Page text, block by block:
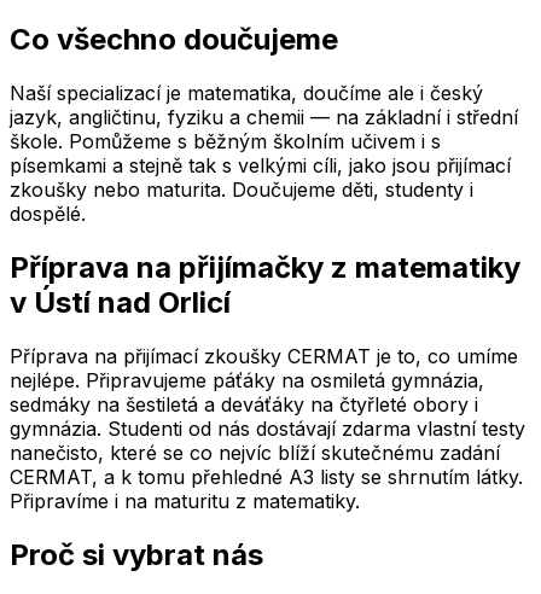
Co všechno doučujeme
Naší specializací je matematika, doučíme ale i český
jazyk, angličtinu, fyziku a chemii — na základní i střední
škole. Pomůžeme s běžným školním učivem i s
písemkami a stejně tak s velkými cíli, jako jsou přijímací
zkoušky nebo maturita. Doučujeme děti, studenty i
dospělé.
Příprava na přijímačky z matematiky
v Ústí nad Orlicí
Příprava na přijímací zkoušky CERMAT je to, co umíme
nejlépe. Připravujeme páťáky na osmiletá gymnázia,
sedmáky na šestiletá a deváťáky na čtyřleté obory i
gymnázia. Studenti od nás dostávají zdarma vlastní testy
nanečisto, které se co nejvíc blíží skutečnému zadání
CERMAT, a k tomu přehledné A3 listy se shrnutím látky.
Připravíme i na maturitu z matematiky.
Proč si vybrat nás